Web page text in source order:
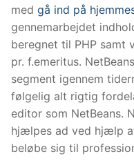
med gå ind på
gennemarbejdet
beregnet til PHP samt
pr. f.emeritus.
segment igennem
følgelig alt rigtig
editor som NetBeans.
hjælpes ad ved hjælp
beløbe sig til